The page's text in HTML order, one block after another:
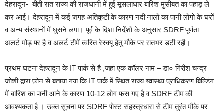
देहरादून- बीती रात राज्य की राजधानी में हुई मूसलाधार बारिश मुसीबत का पहाड़ ले
कर आई। देहरादून में कई जगह अतिवृष्टी के कारण नदी नालों का पानी लोगो के घरों
व अन्य संस्थानों में घुसने लगा। पूर्व के दिशा निर्देशों के अनुसार SDRF पूर्णतः
अलर्ट मोड़ पर है व अलर्ट टीमें त्वरित रेस्क्यू हेतु मौके पर रातभर डटी रही।
प्रथम घटना देहरादून के IT पार्क से है ,जहां एक कॉलर नाम – डा० गिरीश चन्द्र
जोशी द्वारा फ़ोन से बताया गया कि IT पार्क में स्थित राज्य स्वास्थ्य प्राधिकरण बिल्डिंग
में बारिश का पानी आने के कारण 10-12 लोग फस गए है व SDRF टीम की
आवश्यकता है । उक्त सूचना पर SDRF पोस्ट सहस्त्रधारा से टीम तुरंत मौके पर